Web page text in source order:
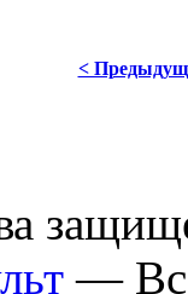
<
—